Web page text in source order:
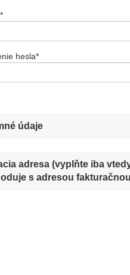
*
hesla*
údaje
adresa (vyplňte iba
s adresou